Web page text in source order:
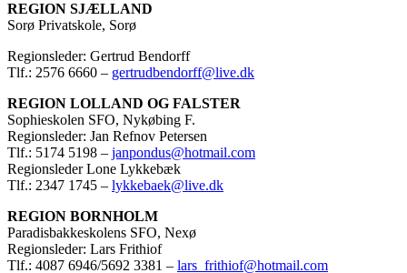
REGION SJÆLLAND
Sorø Privatskole, Sorø
Regionsleder: Gertrud Bendorff
Tlf.: 2576 6660 – gertrudbendorff@live.dk
REGION LOLLAND OG FALSTER
Sophieskolen SFO, Nykøbing F.
Regionsleder: Jan Refnov Petersen
Tlf.: 5174 5198 – janpondus@hotmail.com
Regionsleder Lone Lykkebæk
Tlf.: 2347 1745 – lykkebaek@live.dk
REGION BORNHOLM
Paradisbakkeskolens SFO, Nexø
Regionsleder: Lars Frithiof
Tlf.: 4087 6946/5692 3381 – lars_frithiof@hotmail.com